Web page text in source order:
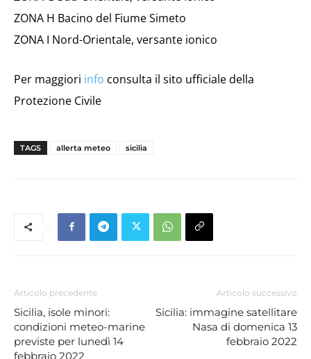
ZONA H Bacino del Fiume Simeto
ZONA I Nord-Orientale, versante ionico
Per maggiori info consulta il sito ufficiale della
Protezione Civile
TAGS allerta meteo sicilia
Articolo precedente
Sicilia, isole minori:
condizioni meteo-marine
previste per lunedì 14
febbraio 2022
Articolo successivo
Sicilia: immagine satellitare
Nasa di domenica 13
febbraio 2022